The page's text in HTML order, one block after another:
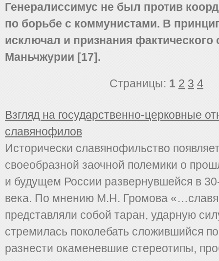
Генералиссимус не был против
по борьбе с коммунистами. В
исключал и признания фактического
Маньчжурии [17].
Страницы: 1 2 3 4
Взгляд на государственно-церковные
славянофилов
Исторически славянофильство
своеобразной заочной полемики о
и будущем России развернувшейся в
века. По мнению М.Н. Громова
представляли собой таран, ударную
стремилась поколебать сложившийся
разнести окаменевшие стереотипы,